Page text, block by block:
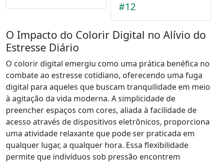
#12
O Impacto do Colorir Digital no Alívio do
Estresse Diário
O colorir digital emergiu como uma prática benéfica no
combate ao estresse cotidiano, oferecendo uma fuga
digital para aqueles que buscam tranquilidade em meio
à agitação da vida moderna. A simplicidade de
preencher espaços com cores, aliada à facilidade de
acesso através de dispositivos eletrônicos, proporciona
uma atividade relaxante que pode ser praticada em
qualquer lugar, a qualquer hora. Essa flexibilidade
permite que indivíduos sob pressão encontrem